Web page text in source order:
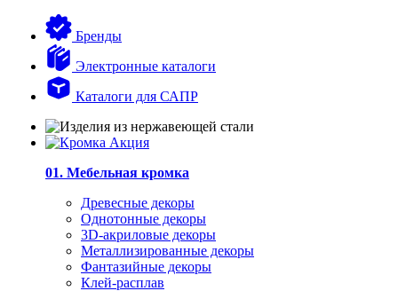
Бренды
Электронные каталоги
Каталоги для САПР
01. Мебельная кромка
Древесные декоры
Однотонные декоры
3D-акриловые декоры
Металлизированные декоры
Фантазийные декоры
Клей-расплав